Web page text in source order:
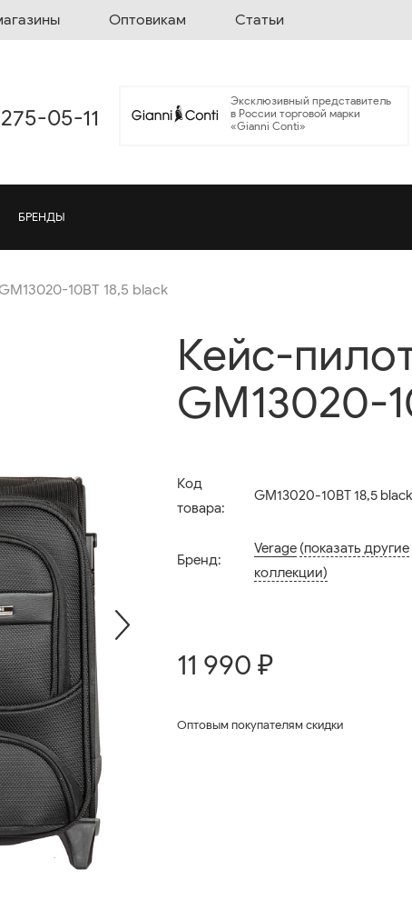
Оптовикам Статьи
05-11
Эксклюзивный представитель
в России торговой марки
«Gianni Conti»
БРЕНДЫ
10BT 18,5 black
Кейс-
GM13020-
Код
товара:
GM13020-10BT 18,5 black
Бренд:
Verage (показать другие
коллекции)
11 990 ₽
Оптовым покупателям скидки